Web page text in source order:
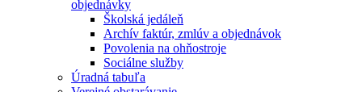
objednávky
Školská jedáleň
Archív faktúr, zmlúv a objednávok
Povolenia na ohňostroje
Sociálne služby
Úradná tabuľa